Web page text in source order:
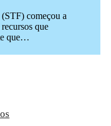
começou a
que
que…